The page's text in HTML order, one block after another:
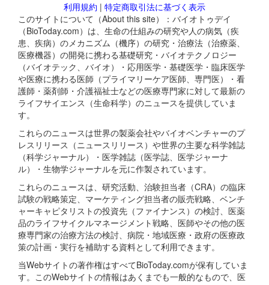
利用規約 | 特定商取引法に基づく表示
このサイトについて（About this site）：バイオトゥデイ
（BioToday.com）は、生命の仕組みの研究や人の病気（疾
患、疾病）のメカニズム（機序）の研究・治療法（治療薬、
医療機器）の開発に携わる基礎研究・バイオテクノロジー
（バイオテック、バイオ）・応用医学・基礎医学・臨床医学
や医療に携わる医師（プライマリーケア医師、専門医）・看
護師・薬剤師・介護福祉士などの医療専門家に対して最新の
ライフサイエンス（生命科学）のニュースを提供していま
す。
これらのニュースは世界の製薬会社やバイオベンチャーのプ
レスリリース（ニュースリリース）や世界の主要な科学雑誌
（科学ジャーナル）・医学雑誌（医学誌、医学ジャーナ
ル）・生物学ジャーナルを元に作製されています。
これらのニュースは、研究活動、治験担当者（CRA）の臨床
試験の戦略策定、マーケティング担当者の販売戦略、ベンチ
ャーキャピタリストの投資先（ファイナンス）の検討、医薬
品のライフサイクルマネージメント戦略、医師やその他の医
療専門家の治療方法の検討、病院・地域医療・政府の医療政
策の計画・実行を補助する資料として利用できます。
当Webサイトの著作権はすべてBioToday.comが保有していま
す。このWebサイトの情報はあくまでも一般的なもので、医